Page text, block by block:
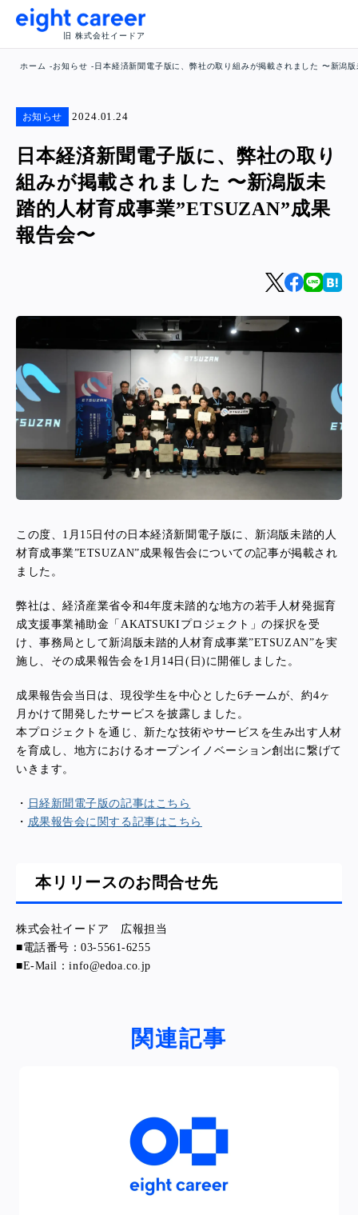
旧 株式会社イードア
ホーム お知らせ 日本経済新聞電子版に、弊社の取り組みが掲載されました 〜新潟
お知らせ 2024.01.24
日本経済新聞電子版に、弊社の取り
組みが掲載されました 〜新潟版未
踏的人材育成事業”ETSUZAN”成果
報告会〜
この度、1月15日付の日本経済新聞電子版に、新潟版未踏的人
材育成事業”ETSUZAN”成果報告会についての記事が掲載され
ました。
弊社は、経済産業省令和4年度未踏的な地方の若手人材発掘育
成支援事業補助金「AKATSUKIプロジェクト」の採択を受
け、事務局として新潟版未踏的人材育成事業”ETSUZAN”を実
施し、その成果報告会を1月14日(日)に開催しました。
成果報告会当日は、現役学生を中心とした6チームが、約4ヶ
月かけて開発したサービスを披露しました。
本プロジェクトを通じ、新たな技術やサービスを生み出す人材
を育成し、地方におけるオープンイノベーション創出に繋げて
いきます。
・ 日経新聞電子版の記事はこちら
・ 成果報告会に関する記事はこちら
本リリースのお問合せ先
株式会社イードア 広報担当
■電話番号：03-5561-6255
■E-Mail：info@edoa.co.jp
関連記事